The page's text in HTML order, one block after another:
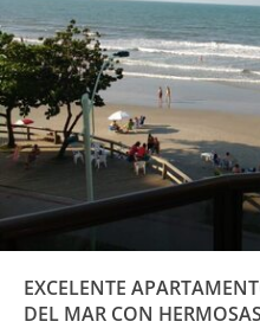
EXCELENTE
DEL MAR CON